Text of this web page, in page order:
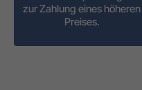
zur Zahlung eines höheren
Preises.